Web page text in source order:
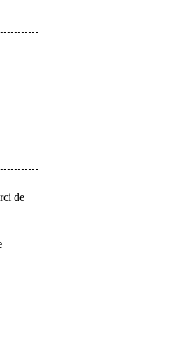
de